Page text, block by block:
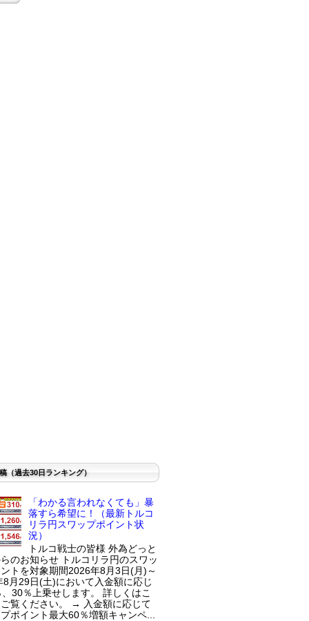
（過去30日ランキング）
「わかる言われなくても」暴
落すら希望に！（最新トルコ
リラ円スワップポイント状
況）
トルコ戦士の皆様 外為どっと
のお知らせ トルコリラ円のスワッ
トを対象期間2026年8月3日(月)～
8月29日(土)において入金額に応じ
30％上乗せします。 詳しくはこ
覧ください。 → 入金額に応じて
ポイント最大60％増額キャンペ...